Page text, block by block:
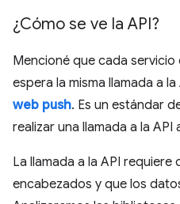
¿Cómo se ve la API?
Mencioné que cada
espera la misma llamada a la
web push. Es un estándar
realizar una llamada a la API
La llamada a la API
encabezados y que los